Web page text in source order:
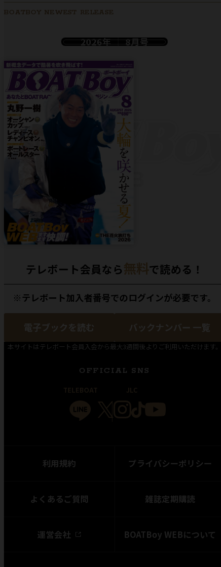
BOATBOY NEWEST RELEASE
2026年 8月号
テレボート会員なら無料で読める！
※テレボート加入者番号でのログインが必要です。
電子ブックを読む バックナンバー 一覧
本サイトはテレボート会員入会から最大3週間後よりご利用いただけます
OFFICIAL SNS
利用規約 プライバシーポリシー
よくあるご質問 雑誌定期購読
運営会社 BOATBoy WEBについて